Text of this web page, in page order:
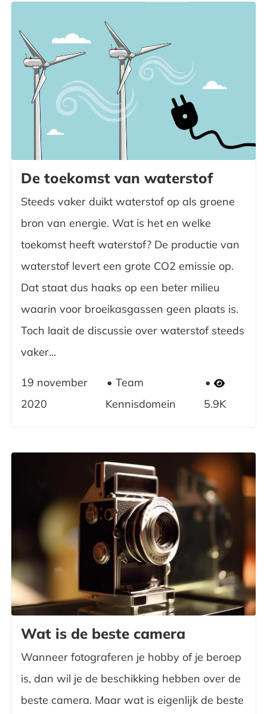
De toekomst van waterstof
Steeds vaker duikt waterstof op als groene
bron van energie. Wat is het en welke
toekomst heeft waterstof? De productie van
waterstof levert een grote CO2 emissie op.
Dat staat dus haaks op een beter milieu
waarin voor broeikasgassen geen plaats is.
Toch laait de discussie over waterstof steeds
vaker...
19 november
2020
Team
Kennisdomein
5.9K
Wat is de beste camera
Wanneer fotograferen je hobby of je beroep
is, dan wil je de beschikking hebben over de
beste camera. Maar wat is eigenlijk de beste